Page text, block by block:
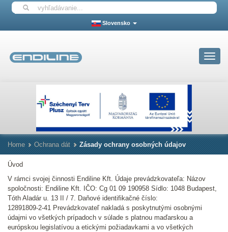
Slovensko
Toggle
Home Ochrana dát Zásady ochrany osobných údajov
Úvod
V rámci svojej činnosti Endiline Kft. Údaje prevádzkovateľa: Názov
spoločnosti: Endiline Kft. IČO: Cg 01 09 190958 Sídlo: 1048 Budapest,
Tóth Aladár u. 13 II / 7. Daňové identifikačné číslo:
12891809-2-41 Prevádzkovateľ nakladá s poskytnutými osobnými
údajmi vo všetkých prípadoch v súlade s platnou maďarskou a
európskou legislatívou a etickými požiadavkami a vo všetkých